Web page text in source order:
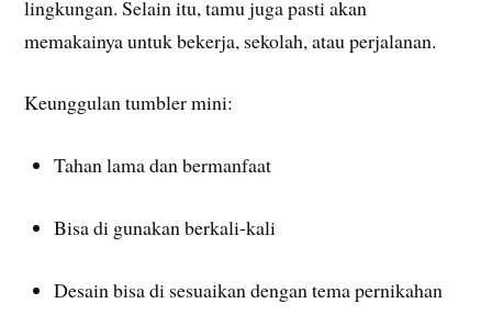
lingkungan. Selain itu, tamu juga pasti akan
memakainya untuk bekerja, sekolah, atau perjalanan.
Keunggulan tumbler mini:
Tahan lama dan bermanfaat
Bisa di gunakan berkali-kali
Desain bisa di sesuaikan dengan tema pernikahan